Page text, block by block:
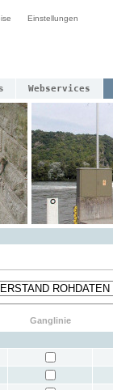
Einstellungen
Webservices
Ganglinie